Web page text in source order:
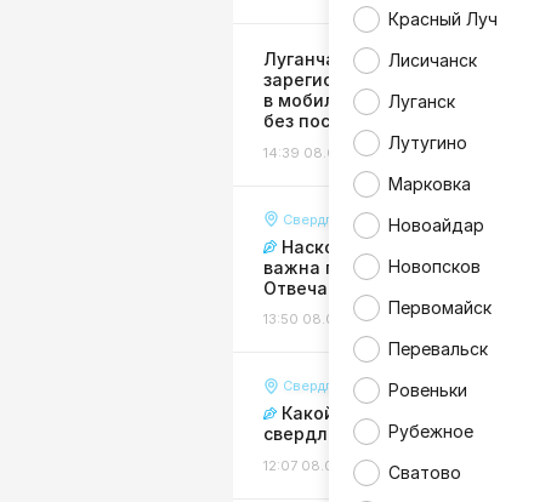
Красный Луч
Лисичанск
Луганск
Лутугино
Марковка
Новоайдар
Новопсков
Первомайск
Перевальск
Ровеньки
Рубежное
Сватово
Луганчане могут
зарегистрировать бизнес
в мобильном приложении Сбера
без посещения налоговой
14:39 08.08.26 Экономика
Свердловск
Насколько для Свердловска
важна помощь регионов-шефов?
Отвечают горожане
13:50 08.08.26 Интервью
Свердловск
Какой путь выбрали
свердловские выпускники?
12:07 08.08.26 Интервью